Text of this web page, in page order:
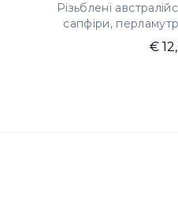
Різьблені
сапфіри,
€